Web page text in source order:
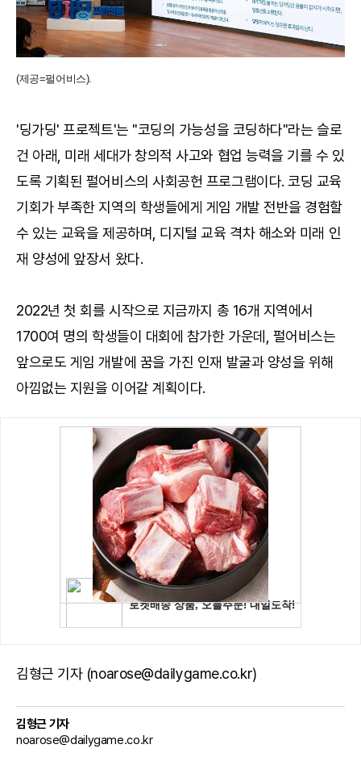
(제공=펄어비스).
'딩가딩' 프로젝트'는 "코딩의 가능성을 코딩하다"라는 슬로
건 아래, 미래 세대가 창의적 사고와 협업 능력을 기를 수 있
도록 기획된 펄어비스의 사회공헌 프로그램이다. 코딩 교육
기회가 부족한 지역의 학생들에게 게임 개발 전반을 경험할
수 있는 교육을 제공하며, 디지털 교육 격차 해소와 미래 인
재 양성에 앞장서 왔다.
2022년 첫 회를 시작으로 지금까지 총 16개 지역에서
1700여 명의 학생들이 대회에 참가한 가운데, 펄어비스는
앞으로도 게임 개발에 꿈을 가진 인재 발굴과 양성을 위해
아낌없는 지원을 이어갈 계획이다.
김형근 기자 (noarose@dailygame.co.kr)
김형근 기자
noarose@dailygame.co.kr